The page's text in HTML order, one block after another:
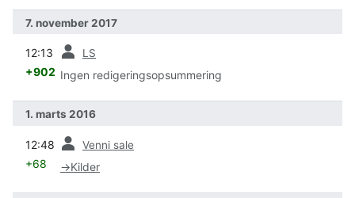
7. november 2017
12:13 LS
+902 Ingen redigeringsopsummering
1. marts 2016
12:48 Venni sale
+68 →Kilder